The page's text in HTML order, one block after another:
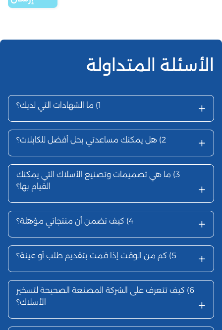
الأسئلة المتداولة
1) ما الشهادات التي لديك؟ +
2) هل يمكنك مساعدتي بحل أفضل للكابلات؟ +
3) ما هي تصميمات وتصنيع الأسلاك التي يمكنك
القيام بها؟
+
4) كيف تضمن أن منتجاتي مؤهلة؟ +
5) كم من الوقت إذا قمت بتقديم طلب أو عينة؟ +
6) كيف تتعرف على الشركة المصنعة الصحيحة لتسخير
الأسلاك؟
+